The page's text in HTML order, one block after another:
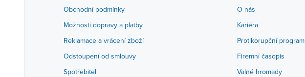
Obchodní podmínky
Možnosti dopravy a platby
Reklamace a vrácení zboží
Odstoupení od smlouvy
Spotřebitel
O nás
Kariéra
Protikorupční program
Firemní časopis
Valné hromady